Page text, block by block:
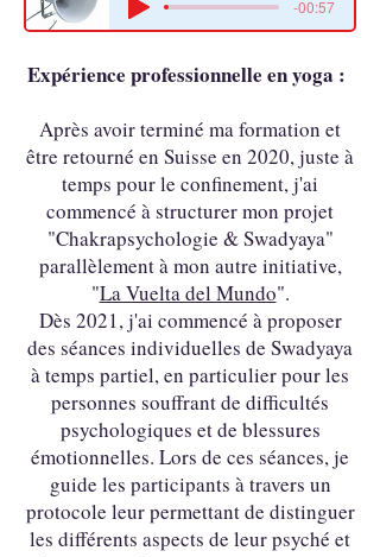
-00:57
Expérience professionnelle en yoga :
Après avoir terminé ma formation et
être retourné en Suisse en 2020, juste à
temps pour le confinement, j'ai
commencé à structurer mon projet
"Chakrapsychologie & Swadyaya"
parallèlement à mon autre initiative,
"La Vuelta del Mundo".
Dès 2021, j'ai commencé à proposer
des séances individuelles de Swadyaya
à temps partiel, en particulier pour les
personnes souffrant de difficultés
psychologiques et de blessures
émotionnelles. Lors de ces séances, je
guide les participants à travers un
protocole leur permettant de distinguer
les différents aspects de leur psyché et